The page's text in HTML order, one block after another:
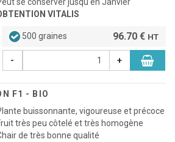
VITALIS
500 graines 96.70 € HT
- +
F1 - BIO
buissonnante, vigoureuse et précoce
très peu côtelé et très homogène
de très bonne qualité